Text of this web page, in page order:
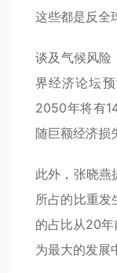
这些都是反全
谈及气候风险
界经济论坛
2050年将有
随巨额经济损
此外，张晓燕
所占的比重发
的占比从20
为最大的发展